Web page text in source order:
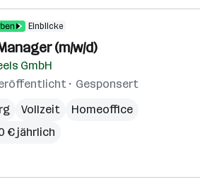
Einblicke
(m/w/d)
GmbH
Gesponsert
Vollzeit
Homeoffice
€ jährlich